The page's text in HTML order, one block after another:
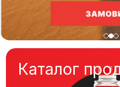
Каталог